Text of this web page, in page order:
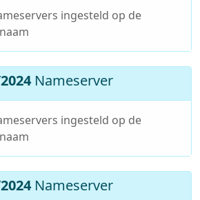
ingesteld op de
Nameserver
ingesteld op de
Nameserver